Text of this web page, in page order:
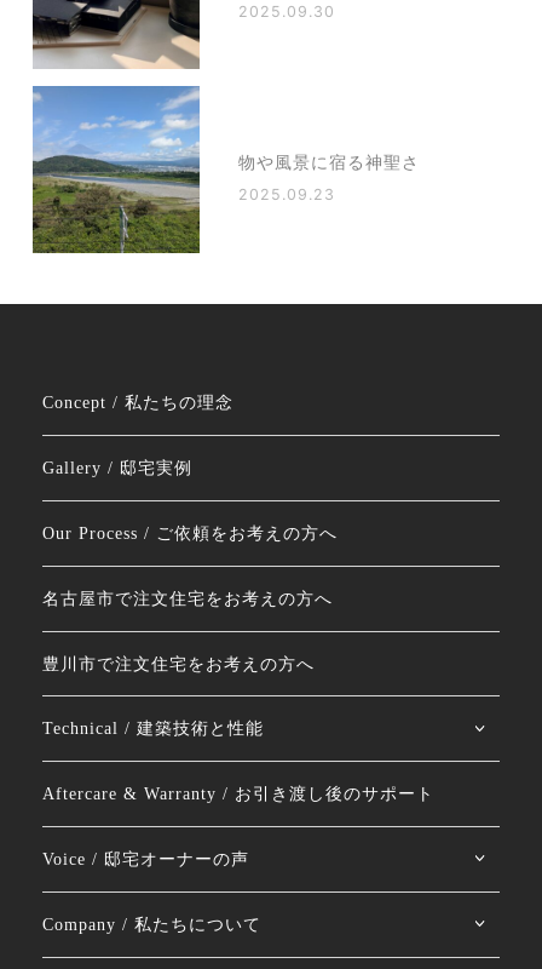
2025.09.30
物や風景に宿る神聖さ
2025.09.23
Concept / 私たちの理念
Gallery / 邸宅実例
Our Process / ご依頼をお考えの方へ
名古屋市で注文住宅をお考えの方へ
豊川市で注文住宅をお考えの方へ
Technical / 建築技術と性能
Aftercare & Warranty / お引き渡し後のサポート
Voice / 邸宅オーナーの声
Company / 私たちについて